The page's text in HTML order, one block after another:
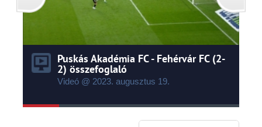
Puskás Akadémia FC - Fehérvár FC (2-
2) összefoglaló
Videó @ 2023. augusztus 19.